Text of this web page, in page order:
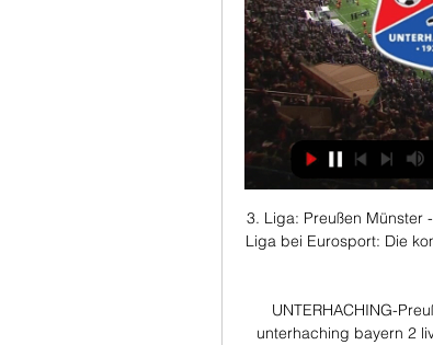
3. Liga: Preußen Münster
Liga bei Eurosport: Die
UNTERHACHING-
unterhaching bayern 2